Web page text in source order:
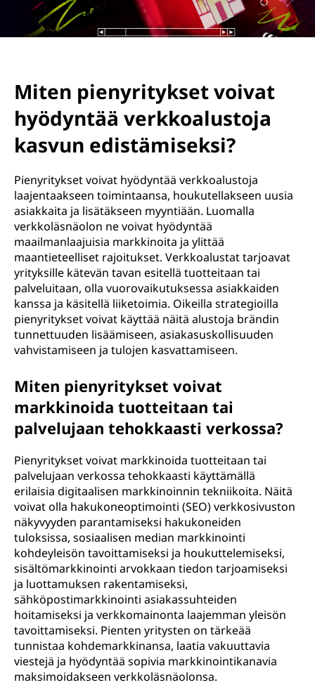
Miten pienyritykset voivat
hyödyntää verkkoalustoja
kasvun edistämiseksi?
Pienyritykset voivat hyödyntää verkkoalustoja
laajentaakseen toimintaansa, houkutellakseen uusia
asiakkaita ja lisätäkseen myyntiään. Luomalla
verkkoläsnäolon ne voivat hyödyntää
maailmanlaajuisia markkinoita ja ylittää
maantieteelliset rajoitukset. Verkkoalustat tarjoavat
yrityksille kätevän tavan esitellä tuotteitaan tai
palveluitaan, olla vuorovaikutuksessa asiakkaiden
kanssa ja käsitellä liiketoimia. Oikeilla strategioilla
pienyritykset voivat käyttää näitä alustoja brändin
tunnettuuden lisäämiseen, asiakasuskollisuuden
vahvistamiseen ja tulojen kasvattamiseen.
Miten pienyritykset voivat
markkinoida tuotteitaan tai
palvelujaan tehokkaasti verkossa?
Pienyritykset voivat markkinoida tuotteitaan tai
palvelujaan verkossa tehokkaasti käyttämällä
erilaisia digitaalisen markkinoinnin tekniikoita. Näitä
voivat olla hakukoneoptimointi (SEO) verkkosivuston
näkyvyyden parantamiseksi hakukoneiden
tuloksissa, sosiaalisen median markkinointi
kohdeyleisön tavoittamiseksi ja houkuttelemiseksi,
sisältömarkkinointi arvokkaan tiedon tarjoamiseksi
ja luottamuksen rakentamiseksi,
sähköpostimarkkinointi asiakassuhteiden
hoitamiseksi ja verkkomainonta laajemman yleisön
tavoittamiseksi. Pienten yritysten on tärkeää
tunnistaa kohdemarkkinansa, laatia vakuuttavia
viestejä ja hyödyntää sopivia markkinointikanavia
maksimoidakseen verkkoläsnäolonsa.